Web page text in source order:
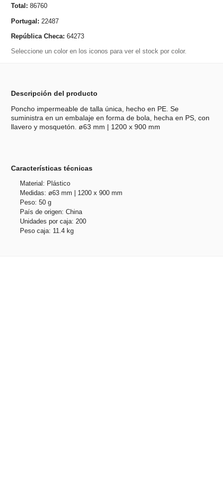
Total: 86760
Portugal: 22487
República Checa: 64273
Seleccione un color en los iconos para ver el stock por color.
Descripción del producto
Poncho impermeable de talla única, hecho en PE. Se
suministra en un embalaje en forma de bola, hecha en PS, con
llavero y mosquetón. ø63 mm | 1200 x 900 mm
Características técnicas
Material: Plástico
Medidas: ø63 mm | 1200 x 900 mm
Peso: 50 g
País de origen: China
Unidades por caja: 200
Peso caja: 11.4 kg